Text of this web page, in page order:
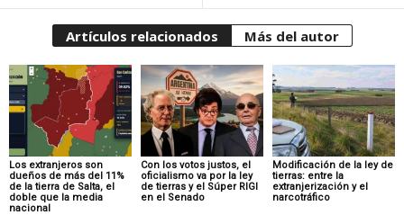
Artículos relacionados Más del autor
Los extranjeros son
dueños de más del 11%
de la tierra de Salta, el
doble que la media
nacional
Con los votos justos, el
oficialismo va por la ley
de tierras y el Súper RIGI
en el Senado
Modificación de la ley de
tierras: entre la
extranjerización y el
narcotráfico